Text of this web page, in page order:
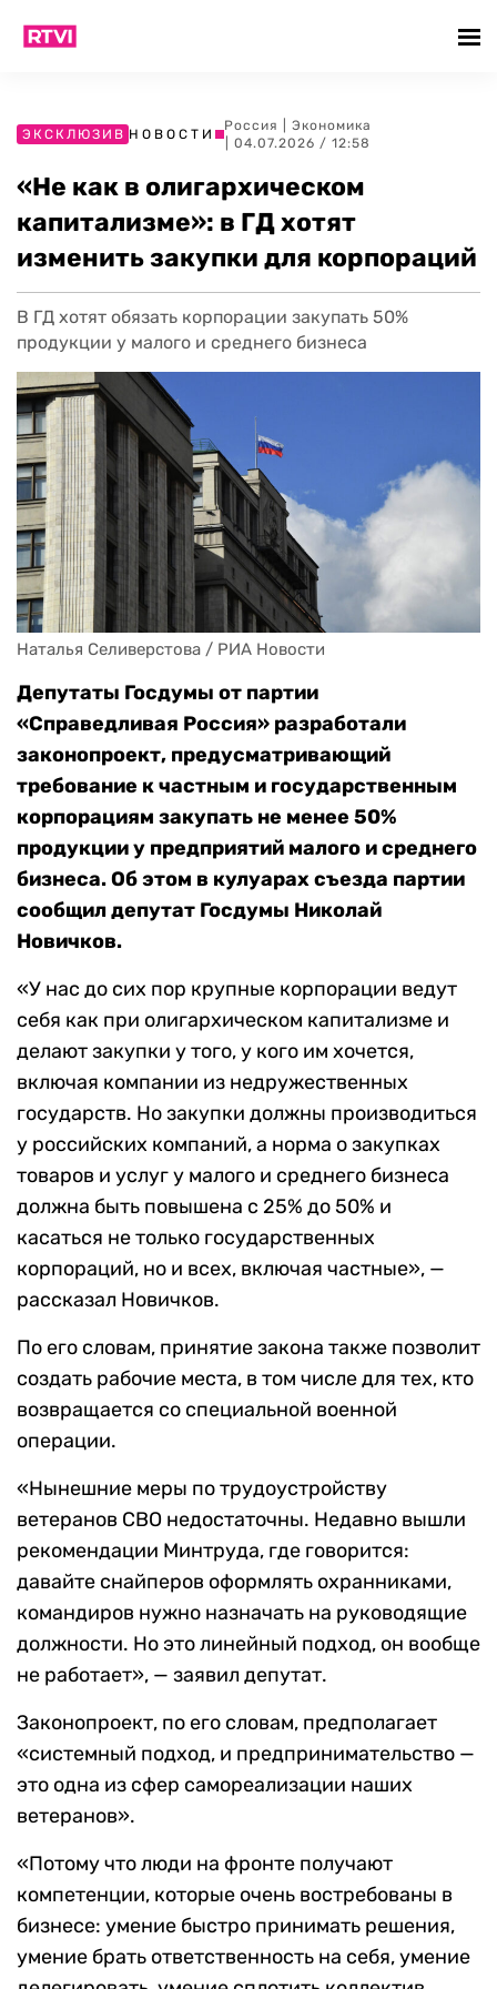
ЭКСКЛЮЗИВ НОВОСТИ
Россия
Экономика
| 04.07.2026 / 12:58
«Не как в олигархическом
капитализме»: в ГД хотят
изменить закупки для корпораций
В ГД хотят обязать корпорации закупать 50%
продукции у малого и среднего бизнеса
Наталья Селиверстова / РИА Новости
Депутаты Госдумы от партии
«Справедливая Россия» разработали
законопроект, предусматривающий
требование к частным и государственным
корпорациям закупать не менее 50%
продукции у предприятий малого и среднего
бизнеса. Об этом в кулуарах съезда партии
сообщил депутат Госдумы Николай
Новичков.
«У нас до сих пор крупные корпорации ведут
себя как при олигархическом капитализме и
делают закупки у того, у кого им хочется,
включая компании из недружественных
государств. Но закупки должны производиться
у российских компаний, а норма о закупках
товаров и услуг у малого и среднего бизнеса
должна быть повышена с 25% до 50% и
касаться не только государственных
корпораций, но и всех, включая частные», —
рассказал Новичков.
По его словам, принятие закона также позволит
создать рабочие места, в том числе для тех, кто
возвращается со специальной военной
операции.
«Нынешние меры по трудоустройству
ветеранов СВО недостаточны. Недавно вышли
рекомендации Минтруда, где говорится:
давайте снайперов оформлять охранниками,
командиров нужно назначать на руководящие
должности. Но это линейный подход, он вообще
не работает», — заявил депутат.
Законопроект, по его словам, предполагает
«системный подход, и предпринимательство —
это одна из сфер самореализации наших
ветеранов».
«Потому что люди на фронте получают
компетенции, которые очень востребованы в
бизнесе: умение быстро принимать решения,
умение брать ответственность на себя, умение